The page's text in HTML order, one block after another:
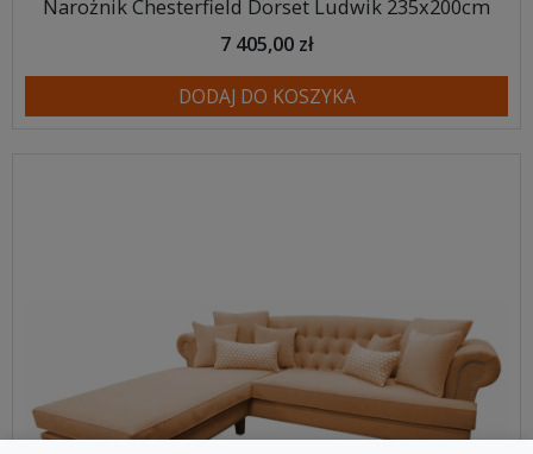
Narożnik Chesterfield Dorset Ludwik 235x200cm
7 405,00 zł
DODAJ DO KOSZYKA